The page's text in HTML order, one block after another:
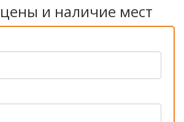
и наличие мест